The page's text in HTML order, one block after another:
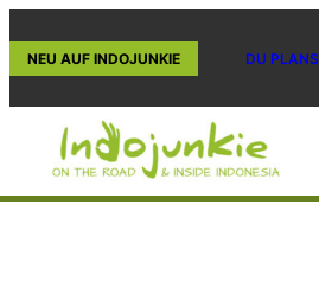
Inhalt
NEU AUF INDOJUNKIE DU